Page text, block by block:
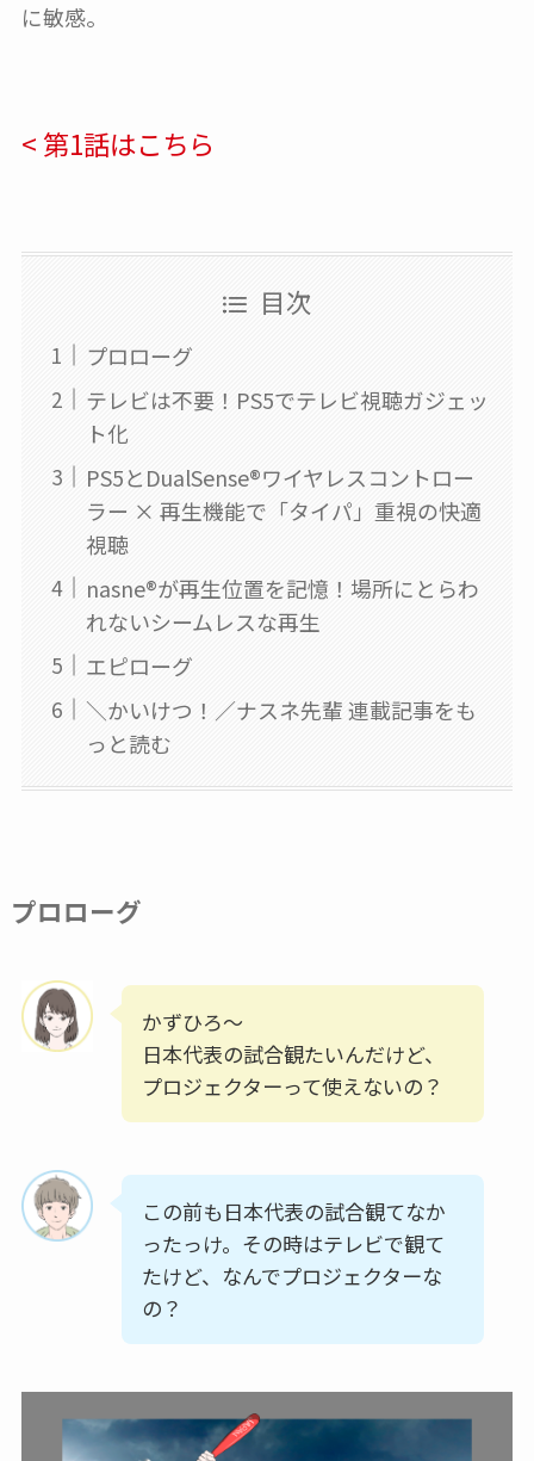
に敏感。
< 第1話はこちら
目次
プロローグ
テレビは不要！PS5でテレビ視聴ガジェッ
ト化
PS5とDualSense®ワイヤレスコントロー
ラー × 再生機能で「タイパ」重視の快適
視聴
nasne®︎が再生位置を記憶！場所にとらわ
れないシームレスな再生
エピローグ
＼かいけつ！／ナスネ先輩 連載記事をも
っと読む
プロローグ
かずひろ〜
日本代表の試合観たいんだけど、
プロジェクターって使えないの？
この前も日本代表の試合観てなか
ったっけ。その時はテレビで観て
たけど、なんでプロジェクターな
の？